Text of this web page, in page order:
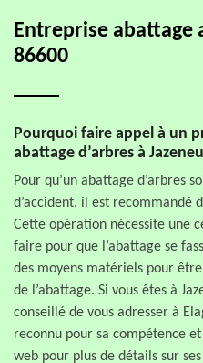
Entreprise abattage
86600
Pourquoi faire appel à un
abattage d’arbres à
Pour qu’un abattage d’arbres
d’accident, il est recommandé
Cette opération nécessite une
faire pour que l’abattage se
des moyens matériels pour
de l’abattage. Si vous êtes à
conseillé de vous adresser à
reconnu pour sa compétence
web pour plus de détails sur